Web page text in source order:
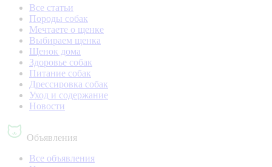
Все статьи
Породы собак
Мечтаете о щенке
Выбираем щенка
Щенок дома
Здоровье собак
Питание собак
Дрессировка собак
Уход и содержание
Новости
Объявления
Все объявления